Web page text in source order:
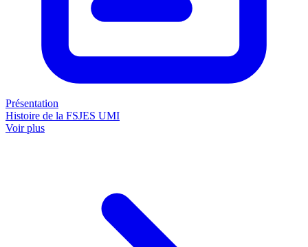
Présentation
Histoire de la FSJES UMI
Voir plus